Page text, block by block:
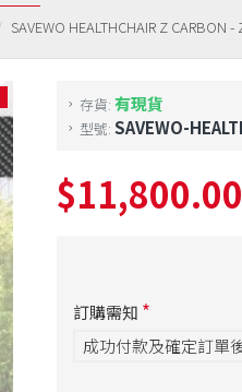
SAVEWO HEALTHCHAIR Z
存貨: 有現貨
型號: SAVEWO-
$11,800.00
訂購需知
成功付款及確定訂單